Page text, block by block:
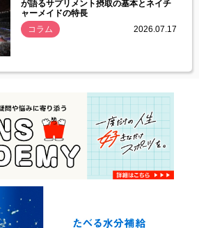
が語るサプリメント摂取の基本とネイチ
ャーメイドの特長
コラム
2026.07.17